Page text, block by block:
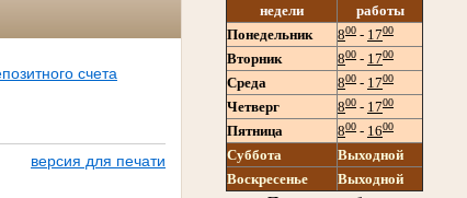
недели
работы
Понедельник
800 - 1700
Вторник 800 - 1700
Среда 800 - 1700
Четверг 800 - 1700
Пятница 800 - 1600
Суббота
Выходной
Воскресенье
Выходной
счета
версия для печати